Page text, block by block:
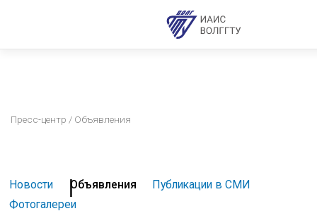
Пресс-центр / Объявления
Новости Объявления
Публикации в СМИ
Фотогалереи